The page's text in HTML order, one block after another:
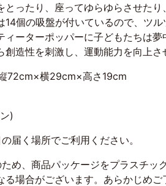
とったり、座ってゆらゆらさせたり
14個の吸盤が付いているので、ツ
ィーターポッパーに子どもたちは
創造性を刺激し、運動能力を向上さ
72cm×横29cm×高さ19cm
)
届く場所でご利用ください。
め、商品パッケージをプラスチッ
る場合がございます。あらかじめご